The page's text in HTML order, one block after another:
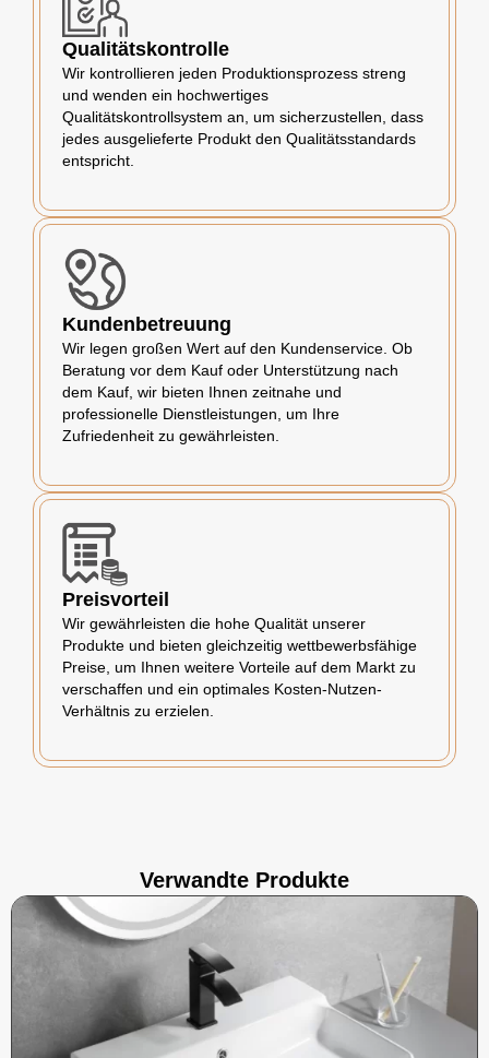
Qualitätskontrolle
Wir kontrollieren jeden Produktionsprozess streng
und wenden ein hochwertiges
Qualitätskontrollsystem an, um sicherzustellen, dass
jedes ausgelieferte Produkt den Qualitätsstandards
entspricht.
Kundenbetreuung
Wir legen großen Wert auf den Kundenservice. Ob
Beratung vor dem Kauf oder Unterstützung nach
dem Kauf, wir bieten Ihnen zeitnahe und
professionelle Dienstleistungen, um Ihre
Zufriedenheit zu gewährleisten.
Preisvorteil
Wir gewährleisten die hohe Qualität unserer
Produkte und bieten gleichzeitig wettbewerbsfähige
Preise, um Ihnen weitere Vorteile auf dem Markt zu
verschaffen und ein optimales Kosten-Nutzen-
Verhältnis zu erzielen.
Verwandte Produkte